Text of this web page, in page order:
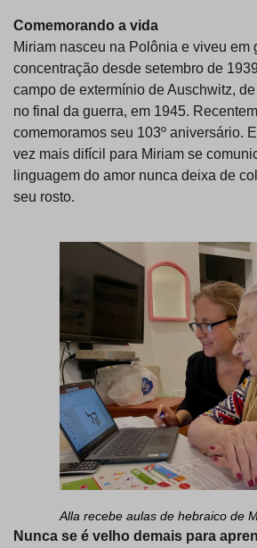
Comemorando a vida
Miriam nasceu na Polônia e viveu em
concentração desde setembro de
campo de extermínio de Auschwitz,
no final da guerra, em 1945.
comemoramos seu 103º aniversário.
vez mais difícil para Miriam se
linguagem do amor nunca deixa de
seu rosto.
Alla recebe aulas de hebraico de
Nunca se é velho demais para